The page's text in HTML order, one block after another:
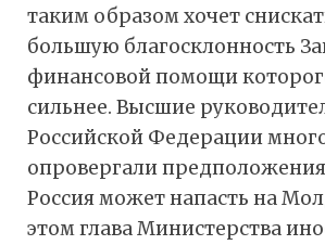
таким образом хочет
большую благосклонность
финансовой помощи
сильнее. Высшие
Российской Федерации
опровергали
Россия может напасть на
этом глава Министерства